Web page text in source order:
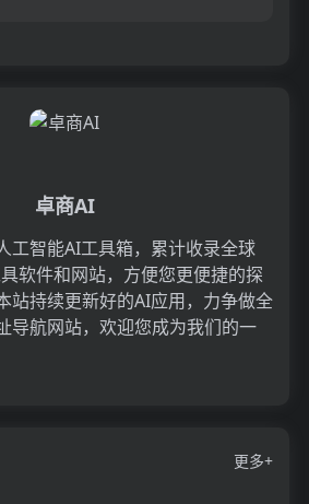
卓商AI
工智能AI工具箱，累计收录全球
软件和网站，方便您更便捷的探
站持续更新好的AI应用，力争做全
导航网站，欢迎您成为我们的一
更多+